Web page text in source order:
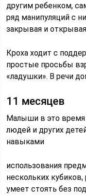
другим ребенком,
ряд манипуляций с
закрывая и
Кроха ходит с
простые просьбы
«ладушки». В речи
11 месяцев
Малыши в это время
людей и других
навыками
использования
нескольких
умеет стоять без